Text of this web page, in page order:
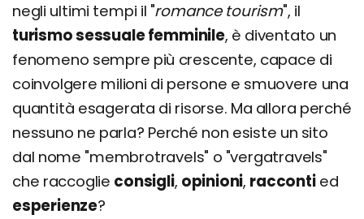
negli ultimi tempi il "romance tourism", il
turismo sessuale femminile, è diventato un
fenomeno sempre più crescente, capace di
coinvolgere milioni di persone e smuovere una
quantità esagerata di risorse. Ma allora perché
nessuno ne parla? Perché non esiste un sito
dal nome "membrotravels" o "vergatravels"
che raccoglie consigli, opinioni, raccontied
esperienze?